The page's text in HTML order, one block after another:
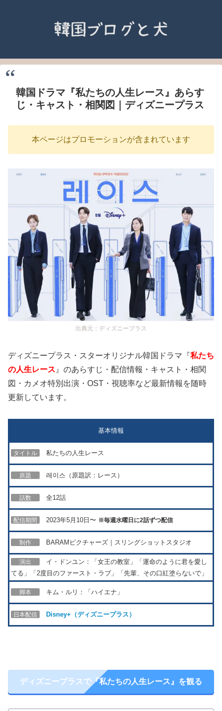
韓国ドラマ『私たちの人生レース』あらす
じ・キャスト・相関図｜ディズニープラス
本ページはプロモーションが含まれています
出典元：ディズニープラス
ディズニープラス・スターオリジナル韓国ドラマ『私たち
の人生レース』のあらすじ・配信情報・キャスト・相関
図・カメオ特別出演・OST・視聴率など最新情報を随時
更新しています。
基本情報
タイトル 私たちの人生レース
原題 레이스（原題訳：レース）
話数 全12話
配信期間 2023年5月10日〜 ※毎週水曜日に2話ずつ配信
制作 BARAMピクチャーズ｜スリングショットスタジオ
演出
イ・ドンユン：「女王の教室」「運命のように君を愛し
てる」「2度目のファースト・ラブ」「先輩、その口紅塗らないで」
脚本 キム・ルリ：「ハイエナ」
日本配信 Disney+（ディズニープラス）
ディズニープラスで『私たちの人生レース』を観る